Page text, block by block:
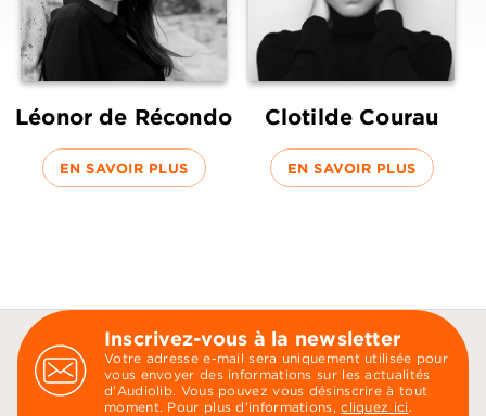
Léonor de Récondo
EN SAVOIR PLUS
Clotilde Courau
EN SAVOIR PLUS
Inscrivez-vous à la newsletter
Votre adresse e-mail sera uniquement utilisée pour
vous envoyer des informations sur les actualités
d'Audiolib. Vous pouvez vous désinscrire à tout
moment. Pour plus d’informations,cliquez ici .